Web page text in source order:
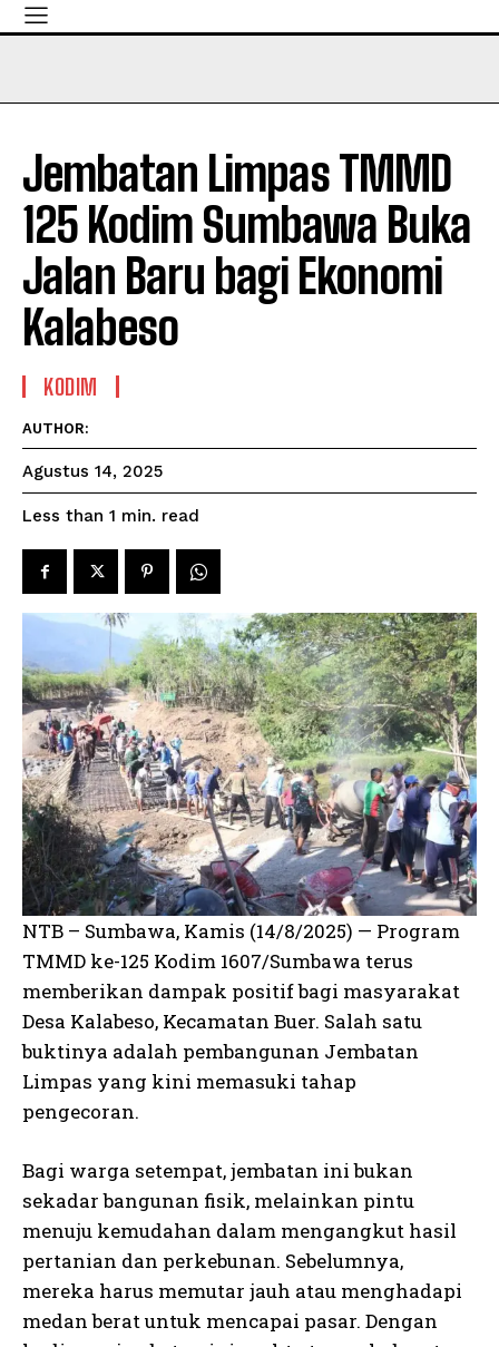
Jembatan Limpas TMMD
125 Kodim Sumbawa Buka
Jalan Baru bagi Ekonomi
Kalabeso
KODIM
AUTHOR:
Agustus 14, 2025
Less than 1 min. read
NTB – Sumbawa, Kamis (14/8/2025) — Program
TMMD ke-125 Kodim 1607/Sumbawa terus
memberikan dampak positif bagi masyarakat
Desa Kalabeso, Kecamatan Buer. Salah satu
buktinya adalah pembangunan Jembatan
Limpas yang kini memasuki tahap
pengecoran.
Bagi warga setempat, jembatan ini bukan
sekadar bangunan fisik, melainkan pintu
menuju kemudahan dalam mengangkut hasil
pertanian dan perkebunan. Sebelumnya,
mereka harus memutar jauh atau menghadapi
medan berat untuk mencapai pasar. Dengan